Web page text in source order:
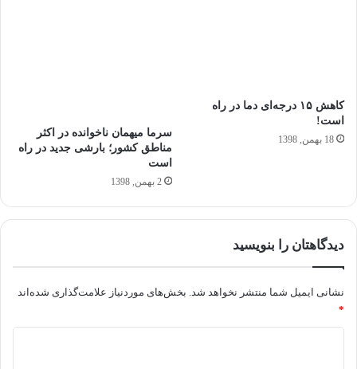
کاهش ۱۵ درجه‌ای دما در راه
است!
18 بهمن, 1398
سرما میهمان ناخوانده در اکثر
مناطق کشور؛ بارشی جدید در راه
است
2 بهمن, 1398
دیدگاهتان را بنویسید
نشانی ایمیل شما منتشر نخواهد شد. بخش‌های موردنیاز علامت‌گذاری شده‌اند
*